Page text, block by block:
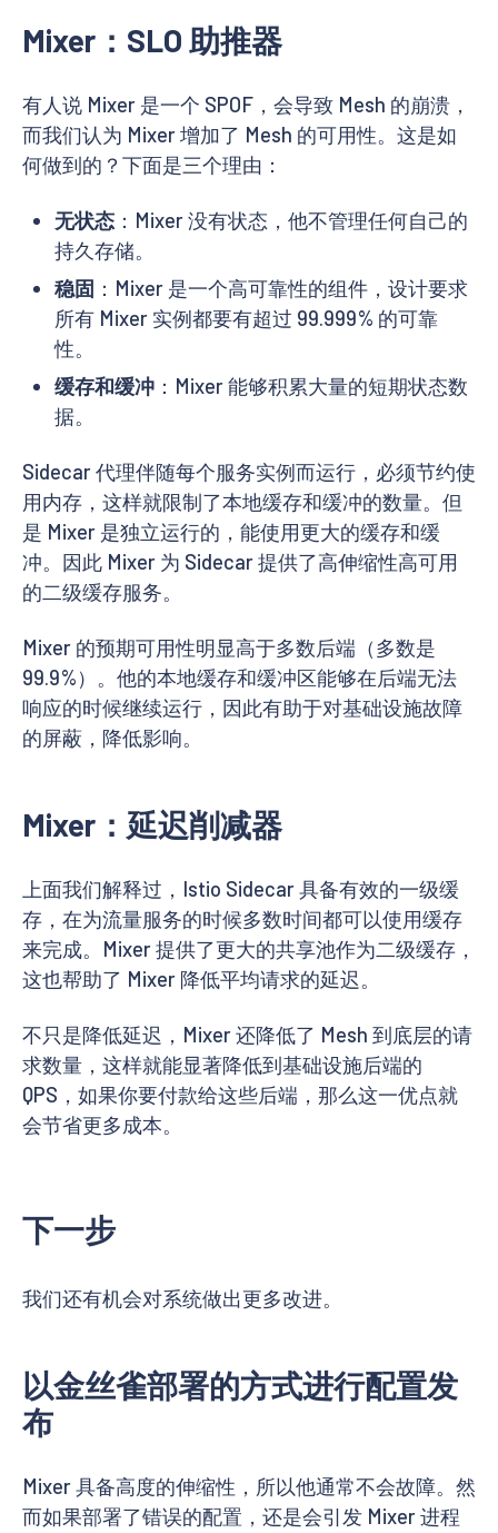
Mixer：SLO 助推器
有人说 Mixer 是一个 SPOF，会导致 Mesh 的崩溃，
而我们认为 Mixer 增加了 Mesh 的可用性。这是如
何做到的？下面是三个理由：
无状态：Mixer 没有状态，他不管理任何自己的
持久存储。
稳固 ：Mixer 是一个高可靠性的组件，设计要求
所有 Mixer 实例都要有超过 99.999% 的可靠
性。
缓存和缓冲：Mixer 能够积累大量的短期状态数
据。
Sidecar 代理伴随每个服务实例而运行，必须节约使
用内存，这样就限制了本地缓存和缓冲的数量。但
是 Mixer 是独立运行的，能使用更大的缓存和缓
冲。因此 Mixer 为 Sidecar 提供了高伸缩性高可用
的二级缓存服务。
Mixer 的预期可用性明显高于多数后端（多数是
99.9%）。他的本地缓存和缓冲区能够在后端无法
响应的时候继续运行，因此有助于对基础设施故障
的屏蔽，降低影响。
Mixer：延迟削减器
上面我们解释过，Istio Sidecar 具备有效的一级缓
存，在为流量服务的时候多数时间都可以使用缓存
来完成。Mixer 提供了更大的共享池作为二级缓存，
这也帮助了 Mixer 降低平均请求的延迟。
不只是降低延迟，Mixer 还降低了 Mesh 到底层的请
求数量，这样就能显著降低到基础设施后端的
QPS，如果你要付款给这些后端，那么这一优点就
会节省更多成本。
下一步
我们还有机会对系统做出更多改进。
以金丝雀部署的方式进行配置发
布
Mixer 具备高度的伸缩性，所以他通常不会故障。然
而如果部署了错误的配置，还是会引发 Mixer 进程